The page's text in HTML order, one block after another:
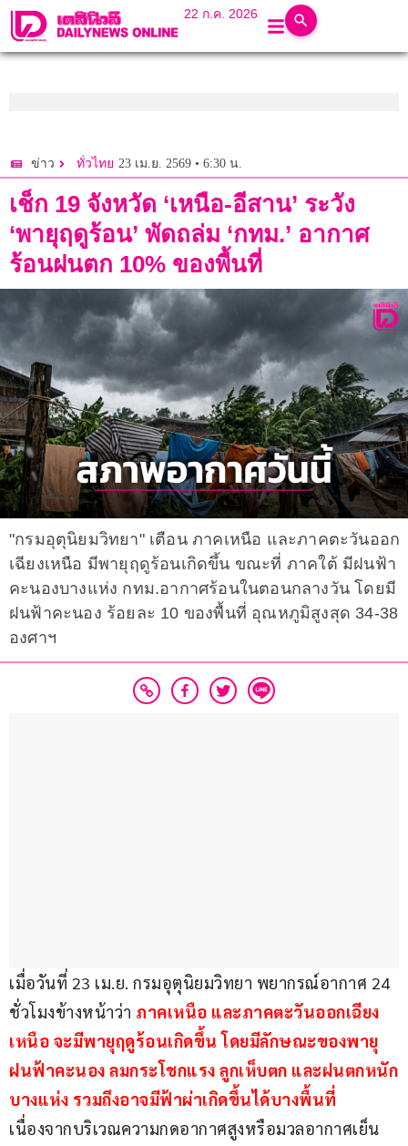
22 ก.ค. 2026
ข่าว ทั่วไทย 23 เม.ย. 2569 • 6:30 น.
เช็ก 19 จังหวัด ‘เหนือ-อีสาน’ ระวัง
‘พายุฤดูร้อน’ พัดถล่ม ‘กทม.’ อากาศ
ร้อนฝนตก 10% ของพื้นที่
"กรมอุตุนิยมวิทยา" เตือน ภาคเหนือ และภาคตะวันออก
เฉียงเหนือ มีพายุฤดูร้อนเกิดขึ้น ขณะที่ ภาคใต้ มีฝนฟ้า
คะนองบางแห่ง กทม.อากาศร้อนในตอนกลางวัน โดยมี
ฝนฟ้าคะนอง ร้อยละ 10 ของพื้นที่ อุณหภูมิสูงสุด 34-38
องศาฯ
เมื่อวันที่ 23 เม.ย. กรมอุตุนิยมวิทยา พยากรณ์อากาศ 24
ชั่วโมงข้างหน้าว่า ภาคเหนือ และภาคตะวันออกเฉียง
เหนือ จะมีพายุฤดูร้อนเกิดขึ้น โดยมีลักษณะของพายุ
ฝนฟ้าคะนอง ลมกระโชกแรง ลูกเห็บตก และฝนตกหนัก
บางแห่ง รวมถึงอาจมีฟ้าผ่าเกิดขึ้นได้บางพื้นที่
เนื่องจากบริเวณความกดอากาศสูงหรือมวลอากาศเย็น